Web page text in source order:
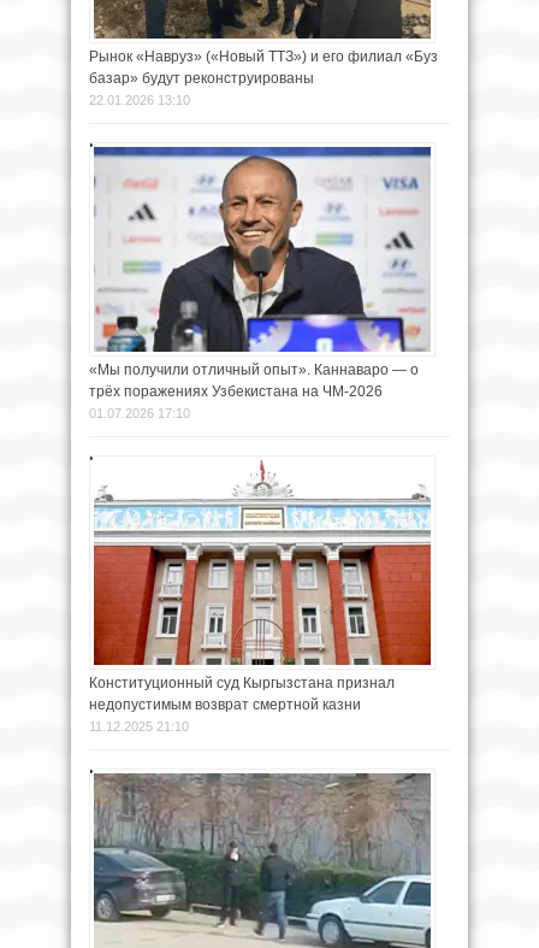
Рынок «Навруз» («Новый ТТЗ») и его филиал «Буз
базар» будут реконструированы
22.01.2026 13:10
«Мы получили отличный опыт». Каннаваро — о
трёх поражениях Узбекистана на ЧМ-2026
01.07.2026 17:10
Конституционный суд Кыргызстана признал
недопустимым возврат смертной казни
11.12.2025 21:10